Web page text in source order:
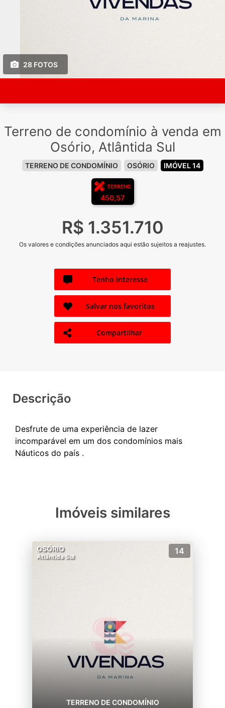
28 FOTOS
Terreno de condomínio à venda em
Osório, Atlântida Sul
TERRENO DE CONDOMÍNIO OSÓRIO IMÓVEL 14
TERRENO
450,57
R$ 1.351.710
Os valores e condições anunciados aqui estão sujeitos a reajustes.
Tenho interesse
Salvar nos favoritos
Compartilhar
Descrição
Desfrute de uma experiência de lazer
incomparável em um dos condomínios mais
Imóveis similares
OSÓRIO
Atlântida Sul
14
TERRENO DE CONDOMÍNIO